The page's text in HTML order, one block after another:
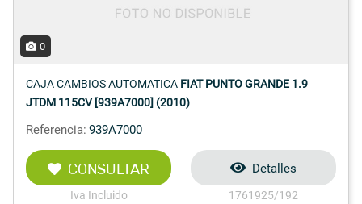
0
CAJA CAMBIOS AUTOMATICA FIAT PUNTO GRANDE 1.9
JTDM 115CV [939A7000] (2010)
Referencia: 939A7000
CONSULTAR
Iva Incluido
Detalles
1761925/192